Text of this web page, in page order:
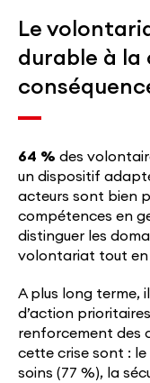
Le
durable à la
64 % des
un dispositif
acteurs sont bien
compétences en
distinguer les
volontariat tout en
A plus long terme,
d’action
renforcement des
cette crise sont : le
soins (77 %), la